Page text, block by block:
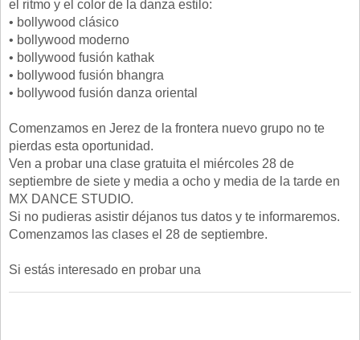
el ritmo y el color de la danza estilo:
• bollywood clásico
• bollywood moderno
• bollywood fusión kathak
• bollywood fusión bhangra
• bollywood fusión danza oriental
Comenzamos en Jerez de la frontera nuevo grupo no te
pierdas esta oportunidad.
Ven a probar una clase gratuita el miércoles 28 de
septiembre de siete y media a ocho y media de la tarde en
MX DANCE STUDIO.
Si no pudieras asistir déjanos tus datos y te informaremos.
Comenzamos las clases el 28 de septiembre.
Si estás interesado en probar una